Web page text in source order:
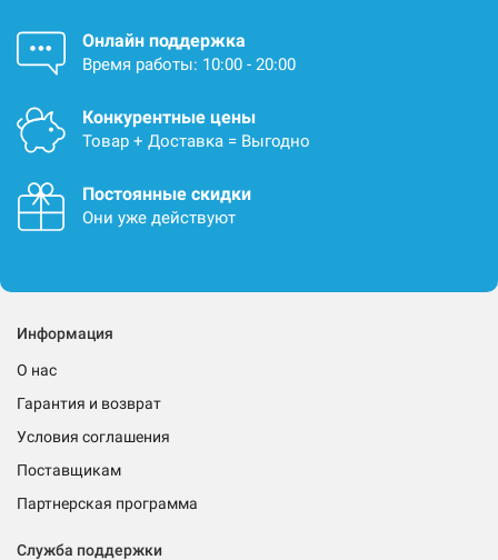
Онлайн поддержка
Время работы: 10:00 - 20:00
Конкурентные цены
Товар + Доставка = Выгодно
Постоянные скидки
Они уже действуют
Информация
О нас
Гарантия и возврат
Условия соглашения
Поставщикам
Партнерская программа
Служба поддержки